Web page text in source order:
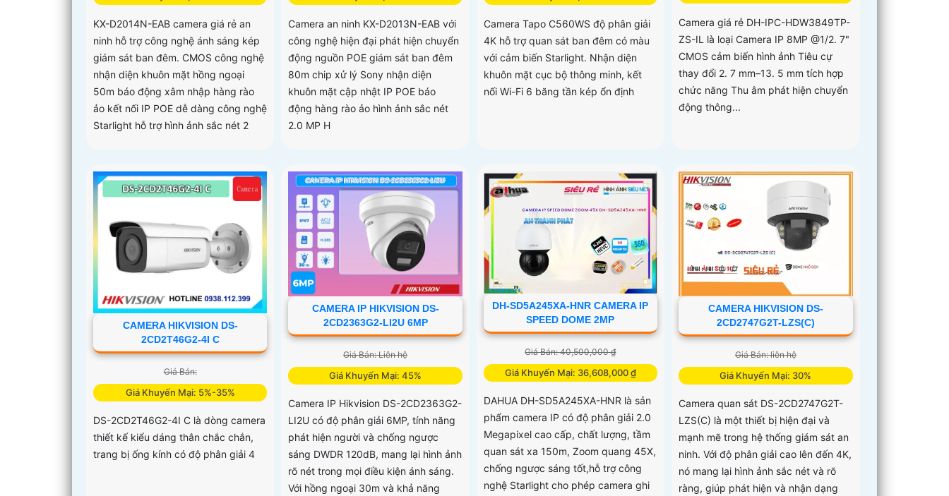
KX-D2014N-EAB camera giá rẻ an
ninh hỗ trợ công nghệ ánh sáng kép
giám sát ban đêm. CMOS công nghệ
nhận diện khuôn mặt hồng ngoại
50m báo động xâm nhập hàng rào
ảo kết nối IP POE dễ dàng công nghệ
Starlight hỗ trợ hình ảnh sắc nét 2
Camera an ninh KX-D2013N-EAB với
công nghệ hiện đại phát hiện chuyển
động nguồn POE giám sát ban đêm
80m chip xử lý Sony nhận diện
khuôn mặt cập nhật IP POE báo
động hàng rào ảo hình ảnh sắc nét
2.0 MP H
Camera Tapo C560WS độ phân giải
4K hỗ trợ quan sát ban đêm có màu
với cảm biến Starlight. Nhận diện
khuôn mặt cục bộ thông minh, kết
nối Wi-Fi 6 băng tần kép ổn định
Camera giá rẻ DH-IPC-HDW3849TP-
ZS-IL là loại Camera IP 8MP @1/2. 7"
CMOS cảm biến hình ảnh Tiêu cự
thay đổi 2. 7 mm–13. 5 mm tích hợp
chức năng Thu âm phát hiện chuyển
động thông...
CAMERA HIKVISION DS-
2CD2T46G2-4I C
Giá Bán:
Giá Khuyến Mại: 5%-35%
DS-2CD2T46G2-4I C là dòng camera
thiết kế kiểu dáng thân chắc chắn,
trang bị ống kính có độ phân giải 4
CAMERA IP HIKVISION DS-
2CD2363G2-LI2U 6MP
Giá Bán: Liên hệ
Giá Khuyến Mại: 45%
Camera IP Hikvision DS-2CD2363G2-
LI2U có độ phân giải 6MP, tính năng
phát hiện người và chống ngược
sáng DWDR 120dB, mang lại hình ảnh
rõ nét trong mọi điều kiện ánh sáng.
Với hồng ngoại 30m và khả năng
DH-SD5A245XA-HNR CAMERA IP
SPEED DOME 2MP
Giá Bán: 40,500,000 ₫
Giá Khuyến Mại: 36,608,000 ₫
DAHUA DH-SD5A245XA-HNR là sản
phẩm camera IP có độ phân giải 2.0
Megapixel cao cấp, chất lượng, tầm
quan sát xa 150m, Zoom quang 45X,
chống ngược sáng tốt,hỗ trợ công
nghệ Starlight cho phép camera ghi
CAMERA HIKVISION DS-
2CD2747G2T-LZS(C)
Giá Bán: liên hệ
Giá Khuyến Mại: 30%
Camera quan sát DS-2CD2747G2T-
LZS(C) là một thiết bị hiện đại và
mạnh mẽ trong hệ thống giám sát an
ninh. Với độ phân giải cao lên đến 4K,
nó mang lại hình ảnh sắc nét và rõ
ràng, giúp phát hiện và nhận dạng